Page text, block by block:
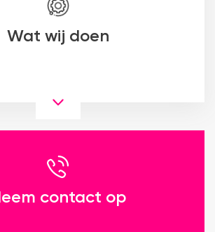
Wat wij doen
contact op